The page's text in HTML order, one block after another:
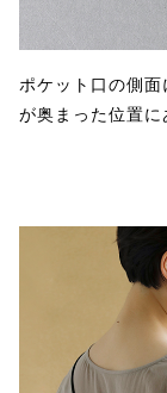
ポケット口の側
が奥まった位置に